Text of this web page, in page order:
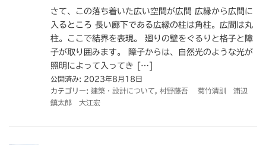
さて、この落ち着いた広い空間が広間 広縁から広間に
入るところ 長い廊下である広縁の柱は角柱。広間は丸
柱。ここで結界を表現。 廻りの壁をぐるりと格子と障
子が取り囲みます。 障子からは、自然光のような光が
照明によって入ってき […]
公開済み: 2023年8月18日
カテゴリー: 建築・設計について, 村野藤吾 菊竹清訓 浦辺
鎮太郎 大江宏